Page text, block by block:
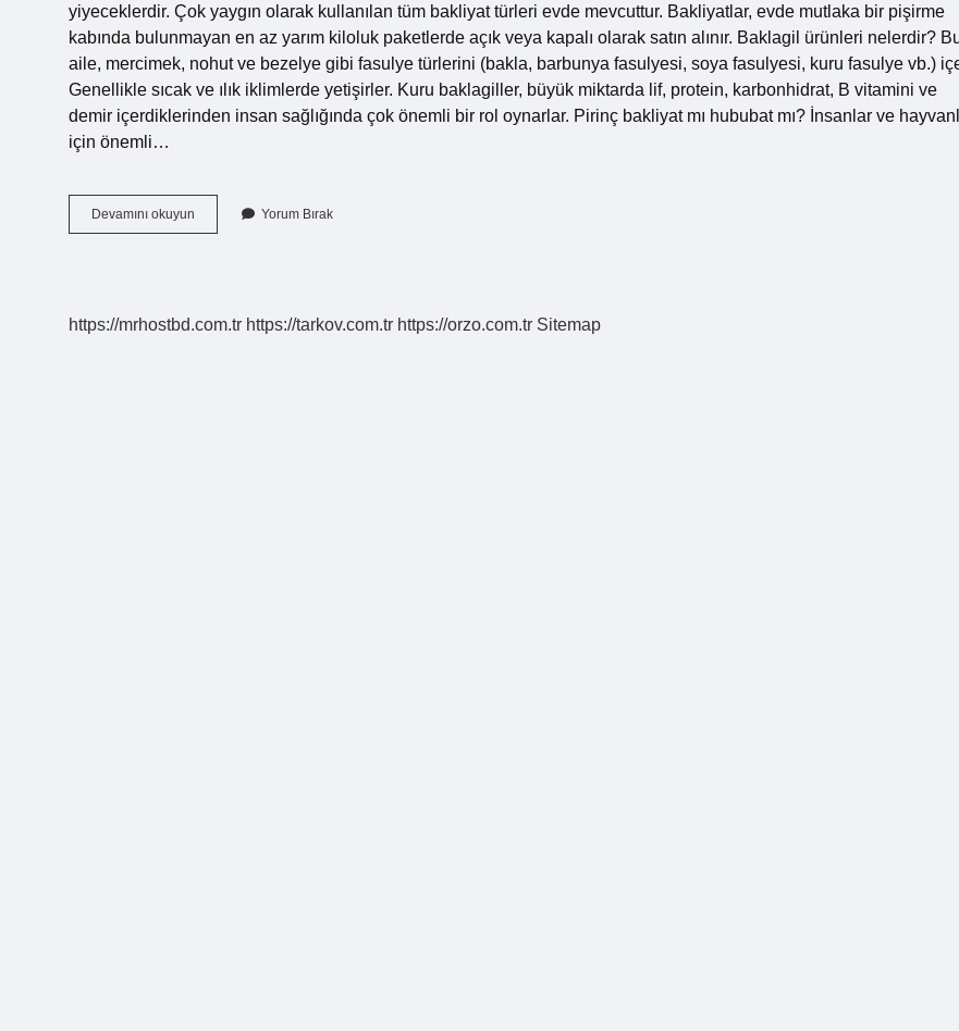
yiyeceklerdir. Çok yaygın olarak kullanılan tüm bakliyat türleri evde mevcuttur. Bakliyatlar, evde mutlaka bir pişirme
kabında bulunmayan en az yarım kiloluk paketlerde açık veya kapalı olarak satın alınır. Baklagil ürünleri nelerdir?
aile, mercimek, nohut ve bezelye gibi fasulye türlerini (bakla, barbunya fasulyesi, soya fasulyesi, kuru fasulye vb.)
Genellikle sıcak ve ılık iklimlerde yetişirler. Kuru baklagiller, büyük miktarda lif, protein, karbonhidrat, B vitamini ve
demir içerdiklerinden insan sağlığında çok önemli bir rol oynarlar. Pirinç bakliyat mı hububat mı? İnsanlar ve
için önemli…
Devamını okuyun
Baklagil
Yorum Bırak
https://mrhostbd.com.tr https://tarkov.com.tr https://orzo.com.tr Sitemap